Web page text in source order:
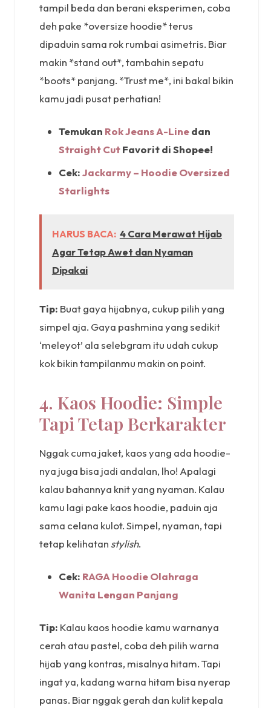
tampil beda dan berani eksperimen, coba
deh pake *oversize hoodie* terus
dipaduin sama rok rumbai asimetris. Biar
makin *stand out*, tambahin sepatu
*boots* panjang. *Trust me*, ini bakal bikin
kamu jadi pusat perhatian!
Temukan Rok Jeans A-Linedan
Straight CutFavorit di Shopee!
Cek:Jackarmy – Hoodie Oversized
Starlights
HARUS BACA: 4 Cara Merawat Hijab
Agar Tetap Awet dan Nyaman
Dipakai
Tip: Buat gaya hijabnya, cukup pilih yang
simpel aja. Gaya pashmina yang sedikit
‘meleyot’ ala selebgram itu udah cukup
kok bikin tampilanmu makin on point.
4. Kaos Hoodie: Simple
Tapi Tetap Berkarakter
Nggak cuma jaket, kaos yang ada hoodie-
nya juga bisa jadi andalan, lho! Apalagi
kalau bahannya knit yang nyaman. Kalau
kamu lagi pake kaos hoodie, paduin aja
sama celana kulot. Simpel, nyaman, tapi
tetap kelihatan stylish.
Cek: RAGA Hoodie Olahraga
Wanita Lengan Panjang
Tip: Kalau kaos hoodie kamu warnanya
cerah atau pastel, coba deh pilih warna
hijab yang kontras, misalnya hitam. Tapi
ingat ya, kadang warna hitam bisa nyerap
panas. Biar nggak gerah dan kulit kepala